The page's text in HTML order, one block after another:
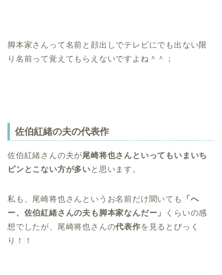
脚本家さんって名前と顔出しでテレビにでも出ない限
り名前って覚えてもらえないですよね＾＾；
佐伯紅緒の夫の代表作
佐伯紅緒さんの夫が尾崎将也さんといってもいまいち
ピンとこない方が多いと思います。
私も、尾崎将也さんというお名前だけ聞いても
「へ
ー、佐伯紅緒さんの夫も脚本家なんだー」
くらいの感
想でしたが、
尾崎将也さんの代表作を見るとびっく
り！！